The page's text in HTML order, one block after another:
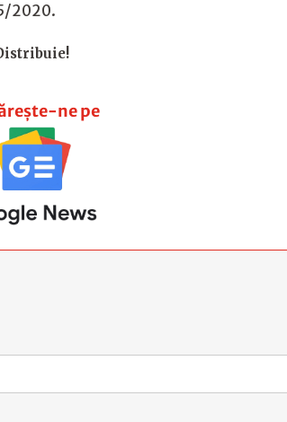
2020.
ne pe